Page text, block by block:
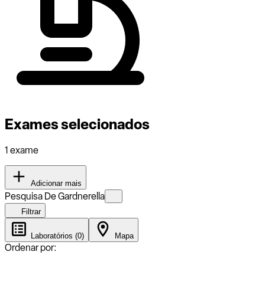
Exames selecionados
1 exame
Adicionar mais
Pesquisa De Gardnerella
Filtrar
Laboratórios (0) Mapa
Ordenar por: